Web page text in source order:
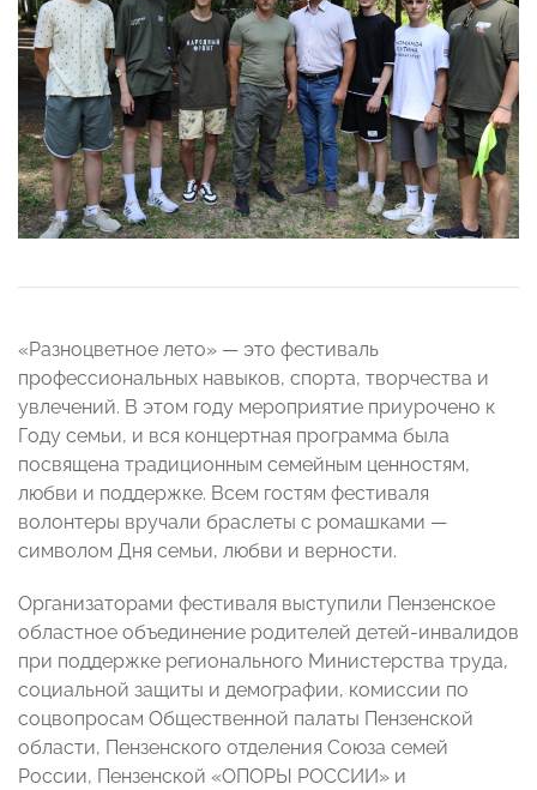
«Разноцветное лето» — это фестиваль
профессиональных навыков, спорта, творчества и
увлечений. В этом году мероприятие приурочено к
Году семьи, и вся концертная программа была
посвящена традиционным семейным ценностям,
любви и поддержке. Всем гостям фестиваля
волонтеры вручали браслеты с ромашками —
символом Дня семьи, любви и верности.
Организаторами фестиваля выступили Пензенское
областное объединение родителей детей-инвалидов
при поддержке регионального Министерства труда,
социальной защиты и демографии, комиссии по
соцвопросам Общественной палаты Пензенской
области, Пензенского отделения Союза семей
России, Пензенской «ОПОРЫ РОССИИ» и